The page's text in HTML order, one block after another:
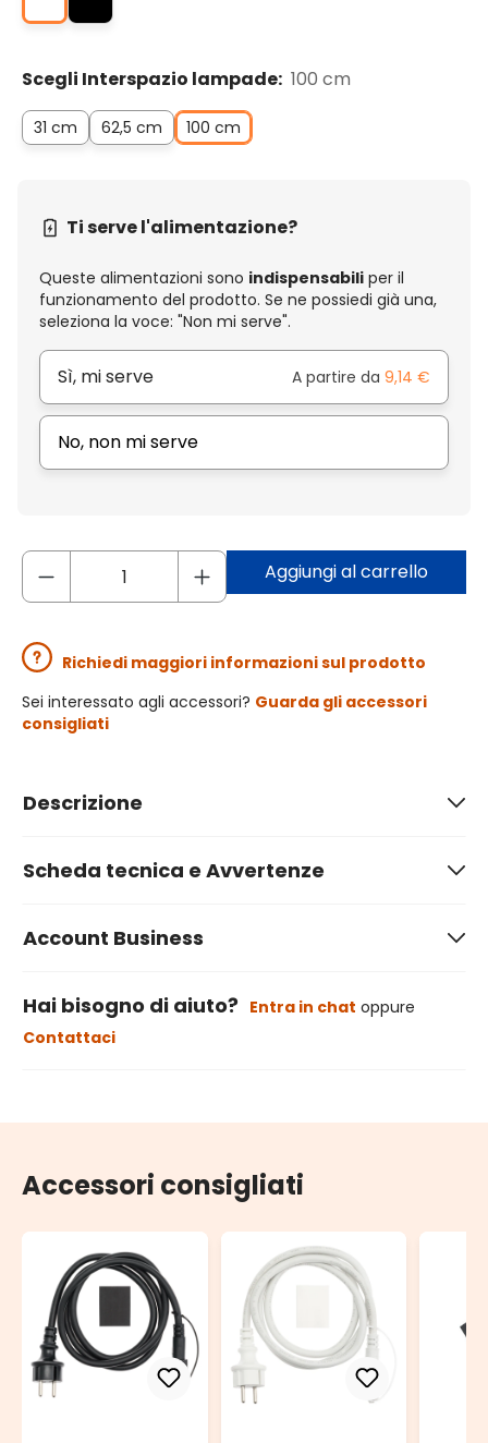
Scegli Interspazio lampade: 100 cm
31 cm 62,5 cm 100 cm
Ti serve l'alimentazione?
Queste alimentazioni sono indispensabili per il
funzionamento del prodotto. Se ne possiedi già una,
seleziona la voce: "Non mi serve".
Sì, mi serve A partire da 9,14 €
No, non mi serve
Aggiungi al carrello
Richiedi maggiori informazioni sul prodotto
Sei interessato agli accessori? Guarda gli accessori
consigliati
Descrizione
Scheda tecnica e Avvertenze
Account Business
Hai bisogno di aiuto? Entra in chat oppure
Contattaci
Accessori consigliati